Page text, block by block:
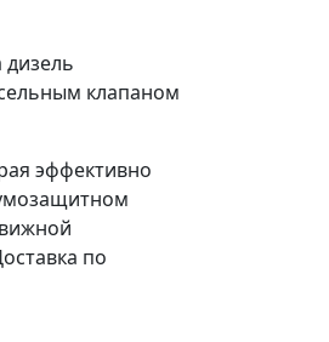
клапаном
эффективно
по